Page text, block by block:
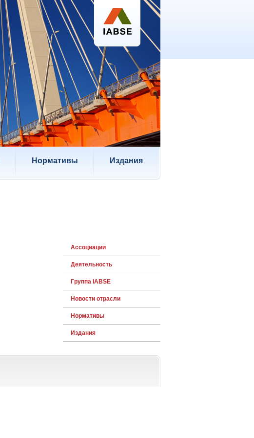
Нормативы Издания
Ассоциации
Деятельность
Группа IABSE
Новости отрасли
Нормативы
Издания